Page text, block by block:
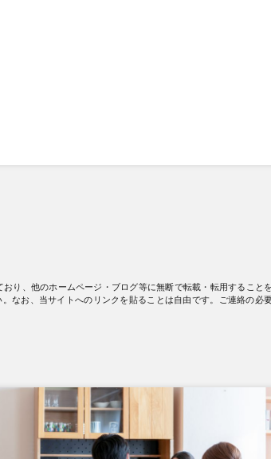
り、他のホームページ・ブログ等に無断で転載・転用すること
なお、当サイトへのリンクを貼ることは自由です。ご連絡の必